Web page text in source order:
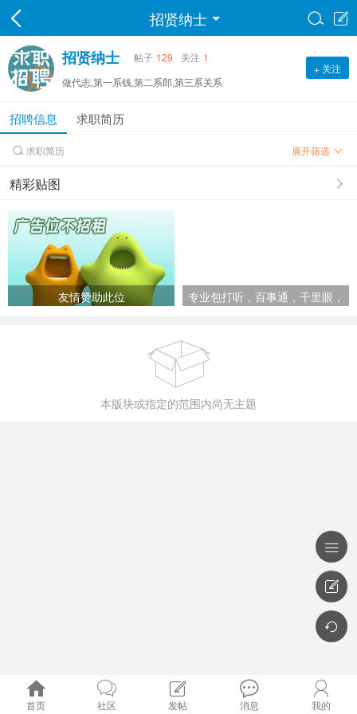
招贤纳士 

招贤纳士 帖子 129 关注 1
做代志,第一系钱,第二系郎,第三系关系
+ 关注
招聘信息 求职简历
 求职简历 展开筛选
精彩贴图
友情赞助此位
专业包打听，百事通，千里眼，

本版块或指定的范围内尚无主题

首页

社区

发帖

消息

我的


